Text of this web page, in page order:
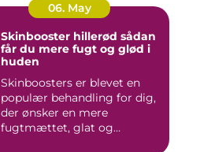
06. May
Skinbooster hillerød sådan
får du mere fugt og glød i
huden
Skinboosters er blevet en
populær behandling for dig,
der ønsker en mere
fugtmættet, glat og